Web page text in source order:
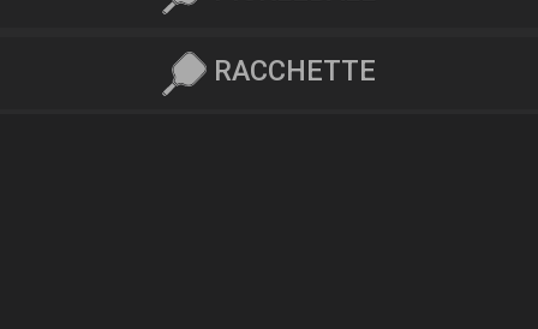
RACCHETTE